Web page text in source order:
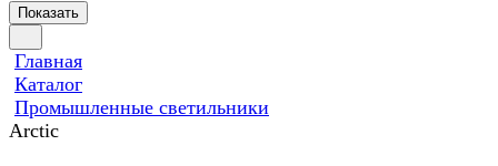
Показать
Главная
Каталог
Промышленные светильники
Arctic